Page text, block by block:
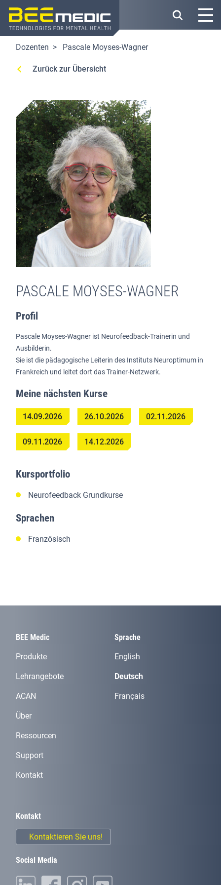
Direkt
zum
Inhalt
Dozenten
Pascale Moyses-Wagner
Zurück zur Übersicht
PASCALE MOYSES-WAGNER
Profil
Pascale Moyses-Wagner ist Neurofeedback-Trainerin und
Ausbilderin.
Sie ist die pädagogische Leiterin des Instituts Neuroptimum in
Frankreich und leitet dort das Trainer-Netzwerk.
Meine nächsten Kurse
14.09.2026 26.10.2026 02.11.2026
09.11.2026 14.12.2026
Kursportfolio
Neurofeedback Grundkurse
Sprachen
Französisch
BEE Medic
Produkte
Lehrangebote
ACAN
Über
Ressourcen
Support
Kontakt
Sprache
English
Deutsch
Français
Kontakt
Kontaktieren Sie uns!
Social Media